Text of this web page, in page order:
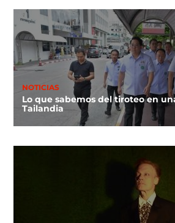
NOTICIAS
Lo que sabemos del tiroteo en
Tailandia